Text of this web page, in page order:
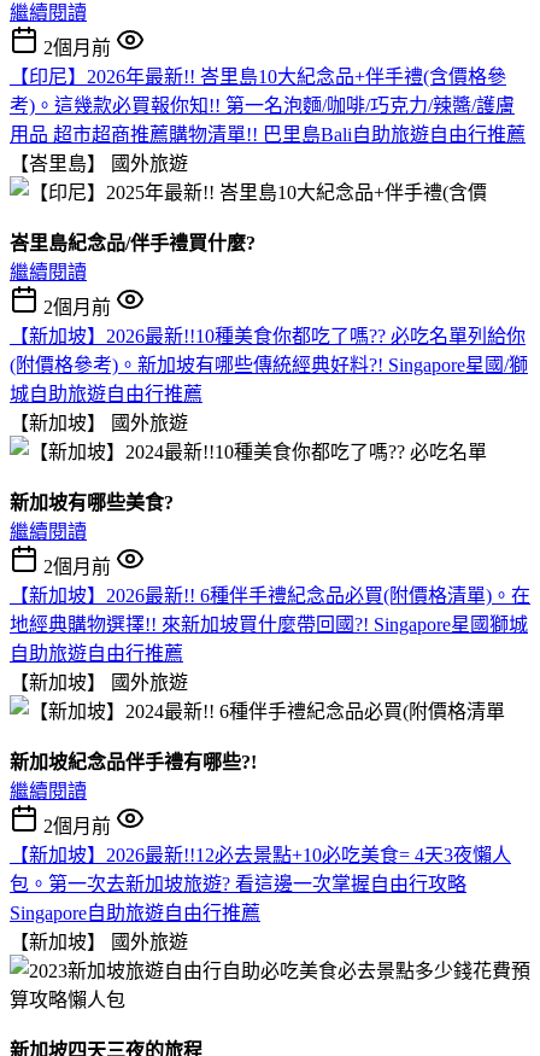
繼續閱讀
2個月前
【印尼】2026年最新!! 峇里島10大紀念品+伴手禮(含價格參
考)。這幾款必買報你知!! 第一名泡麵/咖啡/巧克力/辣醬/護膚
用品 超市超商推薦購物清單!! 巴里島Bali自助旅遊自由行推薦
【峇里島】
國外旅遊
峇里島紀念品/伴手禮買什麼?
繼續閱讀
2個月前
【新加坡】2026最新!!10種美食你都吃了嗎?? 必吃名單列給你
(附價格參考)。新加坡有哪些傳統經典好料?! Singapore星國/獅
城自助旅遊自由行推薦
【新加坡】
國外旅遊
新加坡有哪些美食?
繼續閱讀
2個月前
【新加坡】2026最新!! 6種伴手禮紀念品必買(附價格清單)。在
地經典購物選擇!! 來新加坡買什麼帶回國?! Singapore星國獅城
自助旅遊自由行推薦
【新加坡】
國外旅遊
新加坡紀念品伴手禮有哪些?!
繼續閱讀
2個月前
【新加坡】2026最新!!12必去景點+10必吃美食= 4天3夜懶人
包。第一次去新加坡旅遊? 看這邊一次掌握自由行攻略
Singapore自助旅遊自由行推薦
【新加坡】
國外旅遊
新加坡四天三夜的旅程